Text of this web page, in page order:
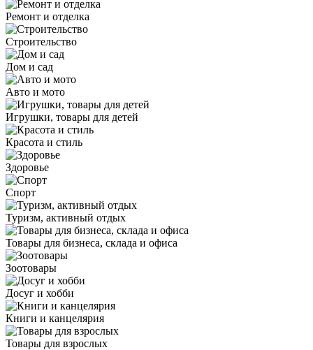
Ремонт и отделка
Строительство
Дом и сад
Авто и мото
Игрушки, товары для детей
Красота и стиль
Здоровье
Спорт
Туризм, активный отдых
Товары для бизнеса, склада и офиса
Зоотовары
Досуг и хобби
Книги и канцелярия
Товары для взрослых